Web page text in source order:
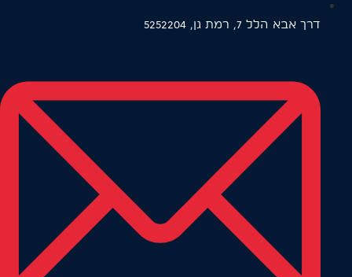
דרך אבא הלל 7, רמת גן, 5252204